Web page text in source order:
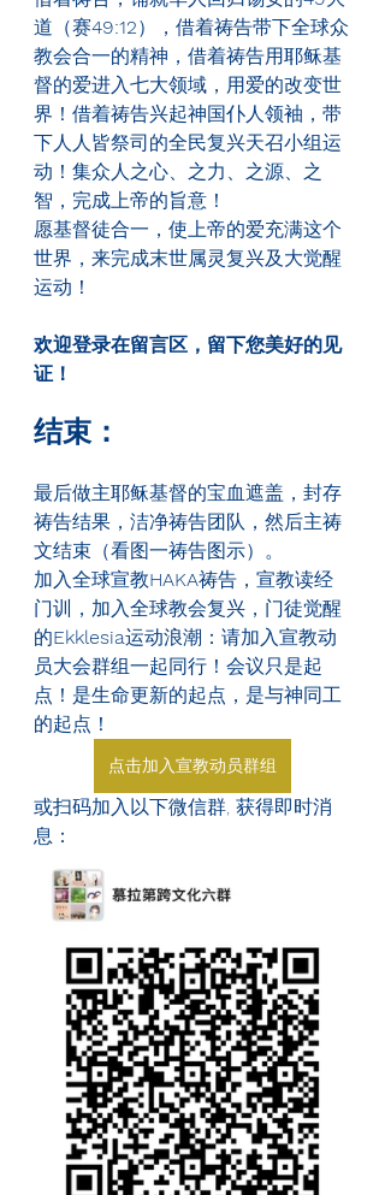
道（赛49:12），借着祷告带下全球众
教会合一的精神，借着祷告用耶稣基
督的爱进入七大领域，用爱的改变世
界！借着祷告兴起神国仆人领袖，带
下人人皆祭司的全民复兴天召小组运
动！集众人之心、之力、之源、之
智，完成上帝的旨意！
愿基督徒合一，使上帝的爱充满这个
世界，来完成末世属灵复兴及大觉醒
运动！
欢迎登录在留言区，留下您美好的见
证！
结束：
最后做主耶稣基督的宝血遮盖，封存
祷告结果，洁净祷告团队，然后主祷
文结束（看图一祷告图示）。
加入全球宣教HAKA祷告，宣教读经
门训，加入全球教会复兴，门徒觉醒
的Ekklesia运动浪潮：请加入宣教动
员大会群组一起同行！会议只是起
点！是生命更新的起点，是与神同工
的起点！
点击加入宣教动员群组
或扫码加入以下微信群, 获得即时消
息：